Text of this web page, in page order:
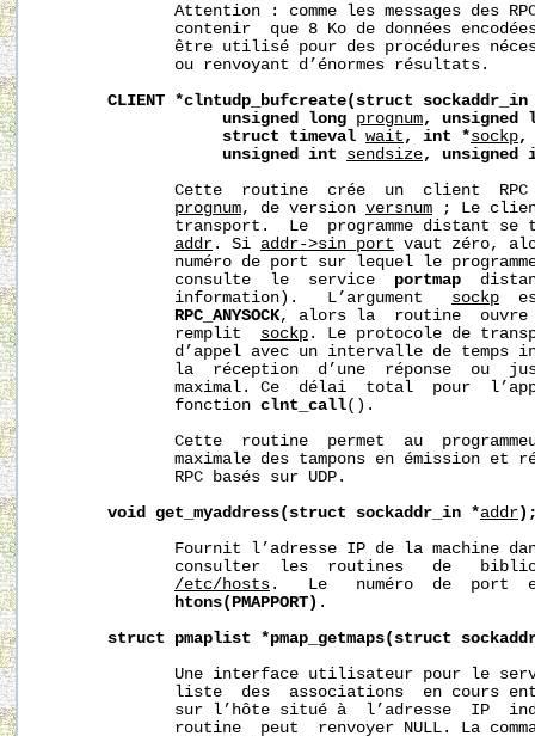
Attention : comme les messages des
contenir  que 8 Ko de données
être utilisé pour des procédures
              ou renvoyant d’énormes résultats.
CLIENT *clntudp_bufcreate(struct
sockaddr_in
unsigned
long prognum, unsigned
struct
timeval wait , int *sockp,
unsigned
int sendsize, unsigned
Cette  routine  crée  un  client
prognum, de version versnum ; Le
transport.  Le  programme distant se
addr . Si addr->sin_port vaut zéro,
numéro de port sur lequel le
              consulte  le  service
portmap
              information).   L’argument
sockp
RPC_ANYSOCK, alors la  routine  ouvre
              remplit
sockp . Le protocole de
d’appel avec un intervalle de temps
la  réception  d’une  réponse  ou
maximal. Ce  délai  total  pour
              fonction
clnt_call().
Cette  routine  permet  au
maximale des tampons en émission et
              RPC basés sur UDP.
void
get_myaddress(struct sockaddr_in *addr
Fournit l’adresse IP de la machine
consulter  les  routines   de
/etc/hosts .   Le   numéro  de  port
htons(PMAPPORT) .
struct
pmaplist *pmap_getmaps(struct
Une interface utilisateur pour le
liste  des  associations  en cours
sur l’hôte situé à  l’adresse  IP
routine  peut  renvoyer NULL. La